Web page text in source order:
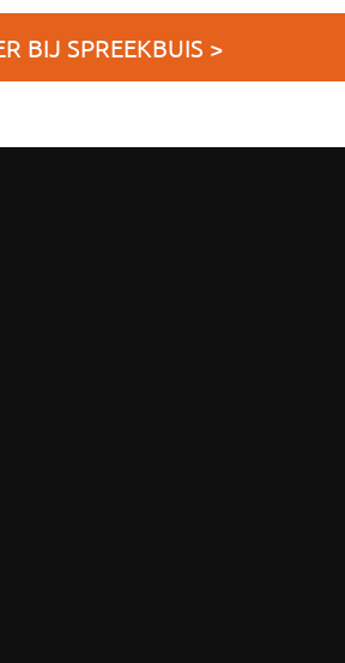
BIJ SPREEKBUIS >